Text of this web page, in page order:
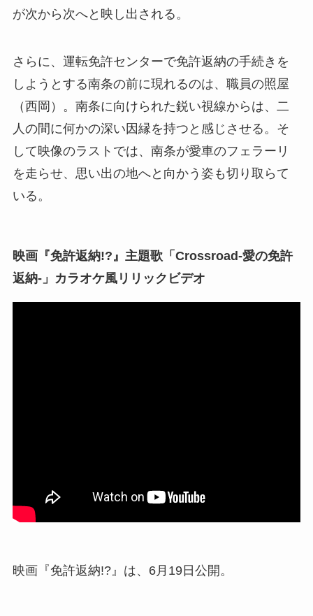
が次から次へと映し出される。
さらに、運転免許センターで免許返納の手続きを
しようとする南条の前に現れるのは、職員の照屋
（西岡）。南条に向けられた鋭い視線からは、二
人の間に何かの深い因縁を持つと感じさせる。そ
して映像のラストでは、南条が愛車のフェラーリ
を走らせ、思い出の地へと向かう姿も切り取らて
いる。
映画『免許返納!?』主題歌「Crossroad-愛の免許
返納-」カラオケ風リリックビデオ
映画『免許返納!?』は、6月19日公開。